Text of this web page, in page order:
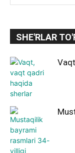
SHE'RLAR